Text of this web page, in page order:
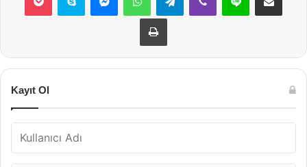
Yazdır
Kayıt Ol